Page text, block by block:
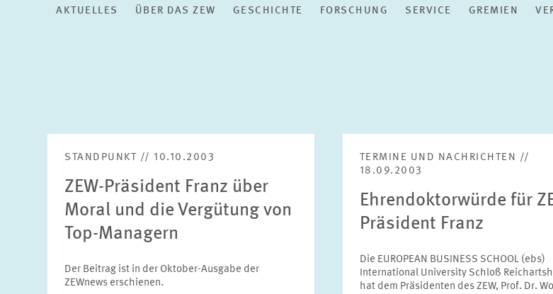
AKTUELLES ÜBER DAS ZEW GESCHICHTE FORSCHUNG SERVICE GREMIEN
STANDPUNKT // 10.10.2003
ZEW-Präsident Franz über
Moral und die Vergütung von
Top-Managern
Der Beitrag ist in der Oktober-Ausgabe der
ZEWnews erschienen.
TERMINE UND NACHRICHTEN //
18.09.2003
Ehrendoktorwürde für
Präsident Franz
Die EUROPEAN BUSINESS SCHOOL (ebs)
International University Schloß
hat dem Präsidenten des ZEW, Prof. Dr.